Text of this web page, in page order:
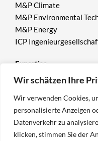
Wir schätzen Ihre
Wir verwenden Cookies,
personalisierte Anzeigen
Datenverkehr zu
klicken, stimmen Sie der
Expertise
Mining
Geotechnics
M&P Climate
M&P Environmental
M&P Energy
ICP